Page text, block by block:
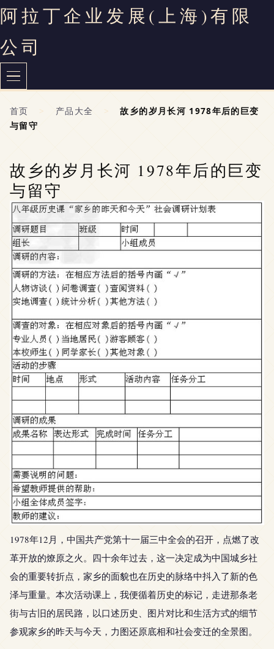
阿拉丁企业发展(上海)有限
公司
首页 > 产品大全 >
故乡的岁月长河 1978年后的巨变
与留守
故乡的岁月长河 1978年后的巨变
与留守
1978年12月，中国共产党第十一届三中全会的召开，点燃了改
革开放的燎原之火。四十余年过去，这一决定成为中国城乡社
会的重要转折点，家乡的面貌也在历史的脉络中抖入了新的色
泽与重量。本次活动课上，我便循着历史的标记，走进那条老
街与古旧的居民路，以口述历史、图片对比和生活方式的细节
参观家乡的昨天与今天，力图还原底相和社会变迁的全景图。